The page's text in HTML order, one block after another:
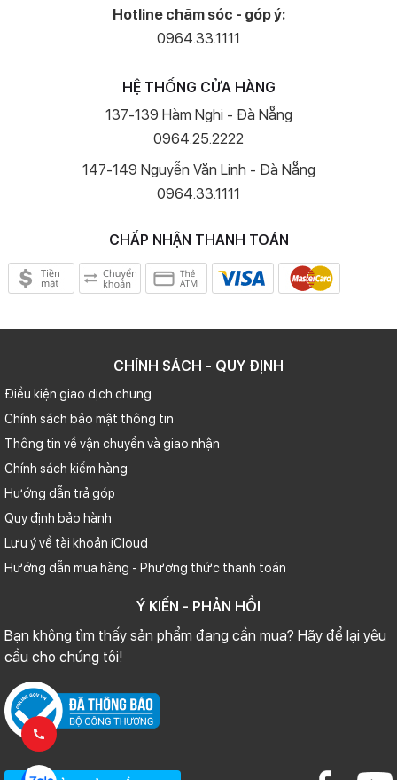
Hotline chăm sóc - góp ý:
0964.33.1111
HỆ THỐNG CỬA HÀNG
137-139 Hàm Nghi - Đà Nẵng
0964.25.2222
147-149 Nguyễn Văn Linh - Đà Nẵng
0964.33.1111
CHẤP NHẬN THANH TOÁN
CHÍNH SÁCH - QUY ĐỊNH
Điều kiện giao dịch chung
Chính sách bảo mật thông tin
Thông tin về vận chuyển và giao nhận
Chính sách kiểm hàng
Hướng dẫn trả góp
Quy định bảo hành
Lưu ý về tài khoản iCloud
Hướng dẫn mua hàng - Phương thức thanh toán
Ý KIẾN - PHẢN HỒI
Bạn không tìm thấy sản phẩm đang cần mua? Hãy để lại yêu
cầu cho chúng tôi!